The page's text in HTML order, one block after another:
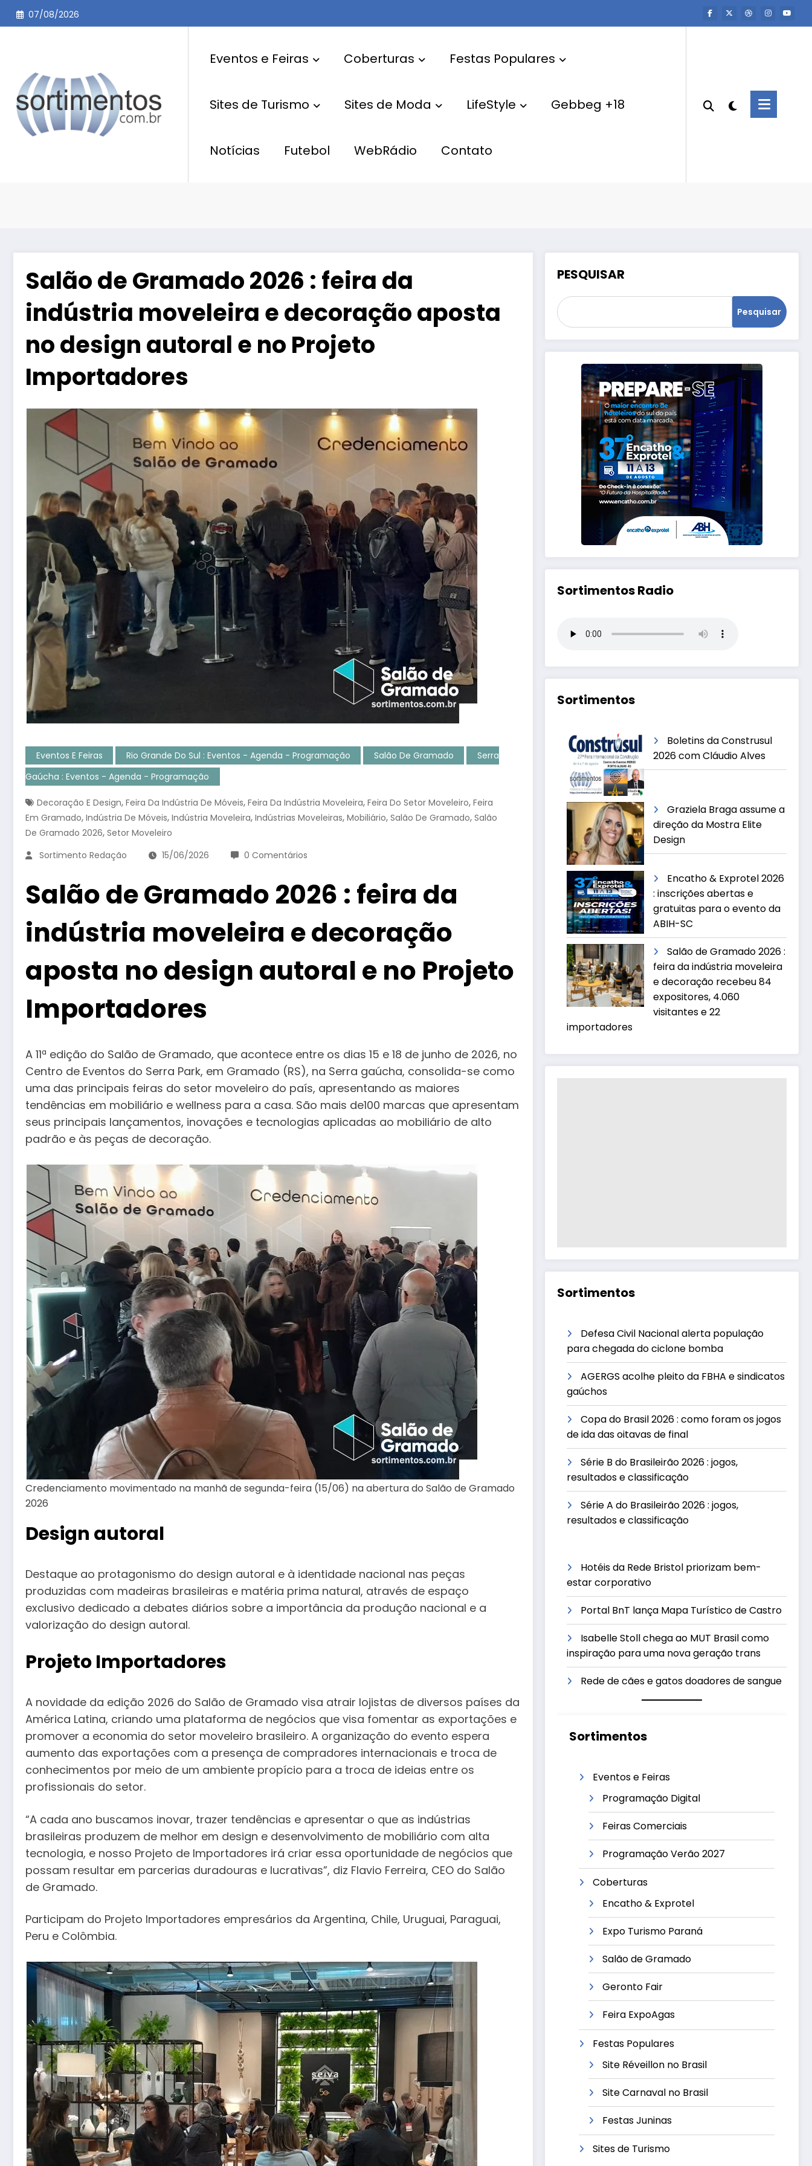
Pular
para
07/08/2026
Eventos e Feiras Coberturas Festas Populares
Sites de Turismo Sites de Moda LifeStyle Gebbeg +18
Notícias Futebol WebRádio Contato
Salão de Gramado 2026 : feira da
indústria moveleira e decoração aposta
no design autoral e no Projeto
Importadores
Eventos E Feiras Rio Grande Do Sul : Eventos - Agenda - Programação Salão De Gramado
Serra
Gaúcha : Eventos - Agenda - Programação
Decoração E Design, Feira Da Indústria De Móveis, Feira Da Indústria Moveleira, Feira Do Setor Moveleiro, Feira
Em Gramado, Indústria De Móveis, Indústria Moveleira, Indústrias Moveleiras, Mobiliário, Salão De Gramado, Salão
De Gramado 2026, Setor Moveleiro
Sortimento Redação
15/06/2026 0 Comentários
Salão de Gramado 2026 : feira da
indústria moveleira e decoração
aposta no design autoral e no Projeto
Importadores
A 11ª edição do Salão de Gramado, que acontece entre os dias 15 e 18 de junho de 2026, no
Centro de Eventos do Serra Park, em Gramado (RS), na Serra gaúcha, consolida-se como
uma das principais feiras do setor moveleiro do país, apresentando as maiores
tendências em mobiliário e wellness para a casa. São mais de100 marcas que apresentam
seus principais lançamentos, inovações e tecnologias aplicadas ao mobiliário de alto
padrão e às peças de decoração.
Credenciamento movimentado na manhã de segunda-feira (15/06) na abertura do Salão de Gramado
2026
Design autoral
Destaque ao protagonismo do design autoral e à identidade nacional nas peças
produzidas com madeiras brasileiras e matéria prima natural, através de espaço
exclusivo dedicado a debates diários sobre a importância da produção nacional e a
valorização do design autoral.
Projeto Importadores
A novidade da edição 2026 do Salão de Gramado visa atrair lojistas de diversos países da
América Latina, criando uma plataforma de negócios que visa fomentar as exportações e
promover a economia do setor moveleiro brasileiro. A organização do evento espera
aumento das exportações com a presença de compradores internacionais e troca de
conhecimentos por meio de um ambiente propício para a troca de ideias entre os
profissionais do setor.
“A cada ano buscamos inovar, trazer tendências e apresentar o que as indústrias
brasileiras produzem de melhor em design e desenvolvimento de mobiliário com alta
tecnologia, e nosso Projeto de Importadores irá criar essa oportunidade de negócios que
possam resultar em parcerias duradouras e lucrativas”, diz Flavio Ferreira, CEO do Salão
de Gramado.
Participam do Projeto Importadores empresários da Argentina, Chile, Uruguai, Paraguai,
Peru e Colômbia.
PESQUISAR
Pesquisar
Sortimentos Radio
Sortimentos
Boletins da Construsul
2026 com Cláudio Alves
Graziela Braga assume a
direção da Mostra Elite
Design
Encatho & Exprotel 2026
: inscrições abertas e
gratuitas para o evento da
ABIH-SC
Salão de Gramado 2026 :
feira da indústria moveleira
e decoração recebeu 84
expositores, 4.060
visitantes e 22
importadores
Sortimentos
Defesa Civil Nacional alerta população
para chegada do ciclone bomba
AGERGS acolhe pleito da FBHA e sindicatos
gaúchos
Copa do Brasil 2026 : como foram os jogos
de ida das oitavas de final
Série B do Brasileirão 2026 : jogos,
resultados e classificação
Série A do Brasileirão 2026 : jogos,
resultados e classificação
Hotéis da Rede Bristol priorizam bem-
estar corporativo
Portal BnT lança Mapa Turístico de Castro
Isabelle Stoll chega ao MUT Brasil como
inspiração para uma nova geração trans
Rede de cães e gatos doadores de sangue
Sortimentos
Eventos e Feiras
Programação Digital
Feiras Comerciais
Programação Verão 2027
Coberturas
Encatho & Exprotel
Expo Turismo Paraná
Salão de Gramado
Geronto Fair
Feira ExpoAgas
Festas Populares
Site Réveillon no Brasil
Site Carnaval no Brasil
Festas Juninas
Sites de Turismo